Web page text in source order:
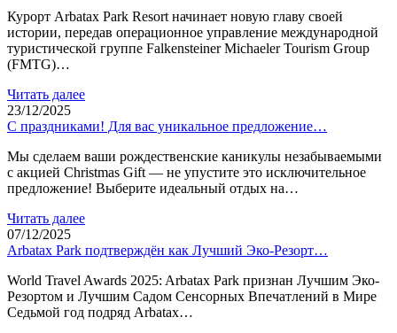
Курорт Arbatax Park Resort начинает новую главу своей
истории, передав операционное управление международной
туристической группе Falkensteiner Michaeler Tourism Group
(FMTG)…
Читать далее
23/12/2025
С праздниками! Для вас уникальное предложение…
Мы сделаем ваши рождественские каникулы незабываемыми
с акцией Christmas Gift — не упустите это исключительное
предложение! Выберите идеальный отдых на…
Читать далее
07/12/2025
Arbatax Park подтверждён как Лучший Эко-Резорт…
World Travel Awards 2025: Arbatax Park признан Лучшим Эко-
Резортом и Лучшим Садом Сенсорных Впечатлений в Мире
Седьмой год подряд Arbatax…